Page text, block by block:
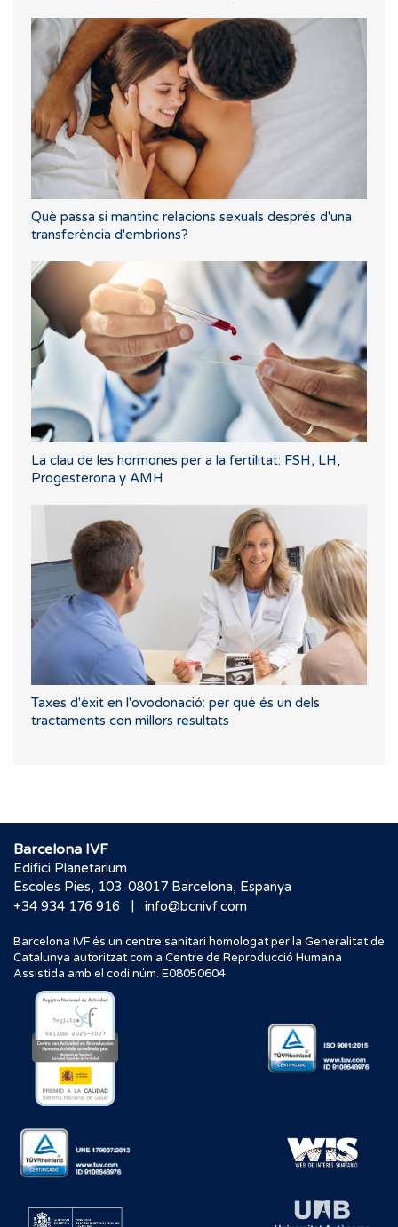
Què passa si mantinc relacions sexuals després d'una
transferència d'embrions?
La clau de les hormones per a la fertilitat: FSH, LH,
Progesterona y AMH
Taxes d'èxit en l'ovodonació: per què és un dels
tractaments con millors resultats
Barcelona IVF
Edifici Planetarium
Escoles Pies, 103. 08017 Barcelona, Espanya
+34 934 176 916
| info@bcnivf.com
Barcelona IVF és un centre sanitari homologat per la Generalitat de
Catalunya autoritzat com a Centre de Reproducció Humana
Assistida amb el codi núm. E08050604